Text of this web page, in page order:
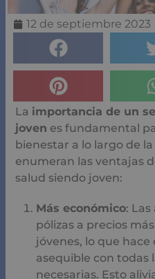
12 de septiembre 2023
La importancia de un
joven es fundamental
bienestar a lo largo de
enumeran las ventajas
salud siendo joven:
Más económico:
pólizas a precios
jóvenes, lo que
asequible con todas
necesarias. Esto